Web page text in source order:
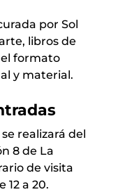
por Sol
libros de
formato
y material.
realizará del
8 de La
de visita
12 a 20.